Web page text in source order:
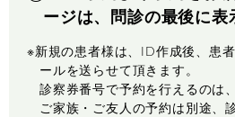
ージは、問診の最後に表
※新規の患者様は、ID作成後、患
ールを送らせて頂きます。
診察券番号で予約を行えるのは
ご家族・ご友人の予約は別途、